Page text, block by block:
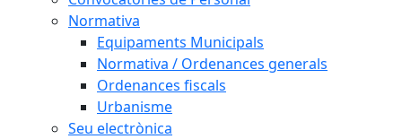
Normativa
Equipaments Municipals
Normativa / Ordenances generals
Ordenances fiscals
Urbanisme
Seu electrònica